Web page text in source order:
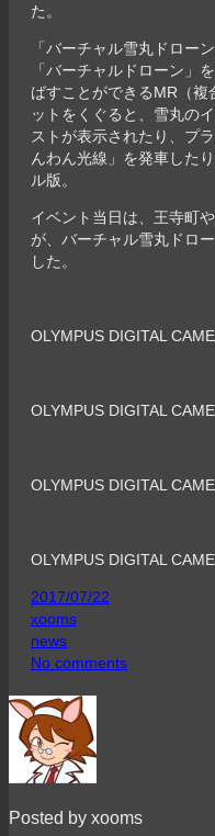
た。
「バーチャル雪丸ドロー
「バーチャルドローン」
ばすことができるMR（
ットをくぐると、雪丸の
ストが表示されたり、プ
んわん光線」を発車した
ル版。
イベント当日は、王寺町
が、バーチャル雪丸ドロ
した。
OLYMPUS DIGITAL
OLYMPUS DIGITAL
OLYMPUS DIGITAL
OLYMPUS DIGITAL
2017/07/22
xooms
news
No comments
Posted by xooms